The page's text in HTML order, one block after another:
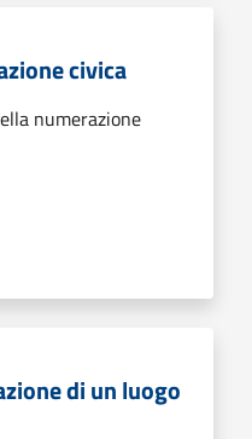
civica
numerazione
di un luogo